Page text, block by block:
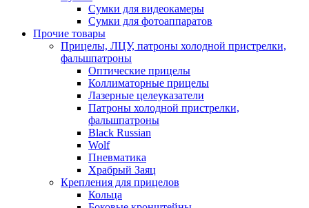
Сумки для видеокамеры
Сумки для фотоаппаратов
Прочие товары
Прицелы, ЛЦУ, патроны холодной пристрелки,
фальшпатроны
Оптические прицелы
Коллиматорные прицелы
Лазерные целеуказатели
Патроны холодной пристрелки,
фальшпатроны
Black Russian
Wolf
Пневматика
Храбрый Заяц
Крепления для прицелов
Кольца